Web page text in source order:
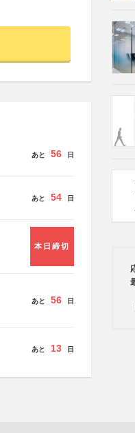
あと 56 日
あと 54 日
本日締切
あと 56 日
あと 13 日